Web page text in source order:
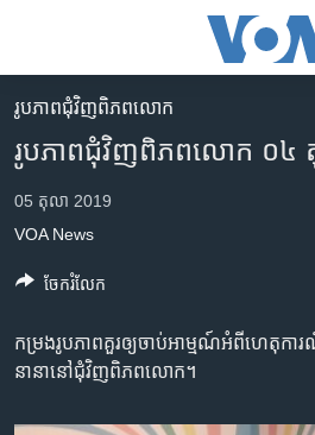
គេហទំព័រ​
រំលង​
និង​
ទំព័រ​
តែ​
ម្តង
និង​
កម្ពុជា
អន្តរជាតិ
អាមេរិក
ហេឡូវីអូអេ
កម្ពុជាច្នៃប្រតិដ្ឋ
ព្រឹត្តិការណ៍ព័ត៌មាន
ទូរទស្សន៍ / វីដេអូ​
រូបភាព​ជុំ​វិញ​ពិភពលោក
រូបភាព​ជុំវិញ​ពិភពលោក ០៤
05 តុលា 2019
VOA News
កម្រង​រូប​ភាព​គួរ​ឲ្យ​ចាប់​អាម្មណ៍​អំពី​ហេតុកា
នានា​នៅ​ជុំ​វិញ​ពិភព​លោក។
ចែករំលែក